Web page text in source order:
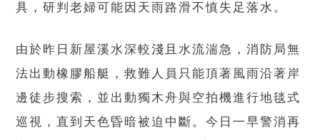
具，研判老婦可能因天雨路滑不慎失足落水。
由於昨日新屋溪水深較淺且水流湍急，消防局無
法出動橡膠船艇，救難人員只能頂著風雨沿著岸
邊徒步搜索，並出動獨木舟與空拍機進行地毯式
巡視，直到天色昏暗被迫中斷。今日一早警消再